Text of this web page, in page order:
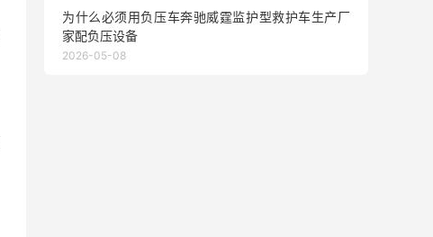
为什么必须用负压车奔驰威霆监护型救护车生产厂
家配负压设备
2026-05-08